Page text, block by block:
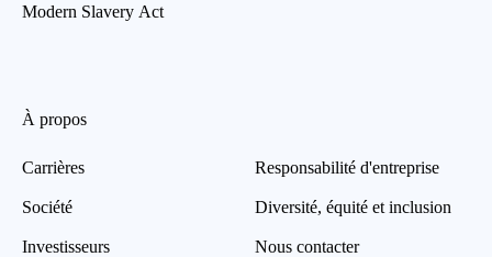
Modern Slavery Act
À propos
Carrières
Société
Investisseurs
Responsabilité d'entreprise
Diversité, équité et inclusion
Nous contacter